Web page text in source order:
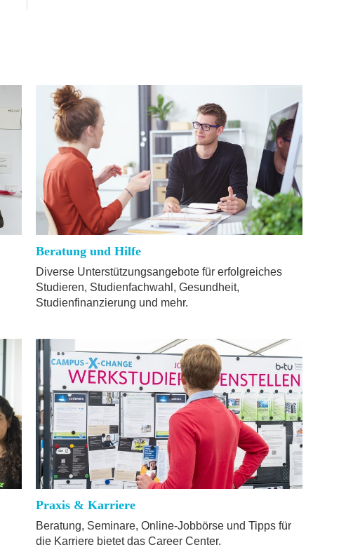
Beratung und Hilfe
Diverse Unterstützungsangebote für erfolgreiches
Studieren, Studienfachwahl, Gesundheit,
Studienfinanzierung und mehr.
Praxis & Karriere
Beratung, Seminare, Online-Jobbörse und Tipps für
die Karriere bietet das Career Center.